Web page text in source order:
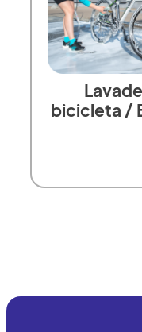
bicicleta /